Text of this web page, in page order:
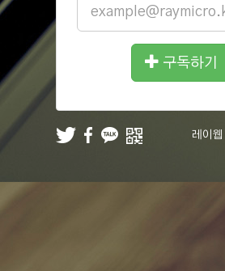
address
구독하기
레이